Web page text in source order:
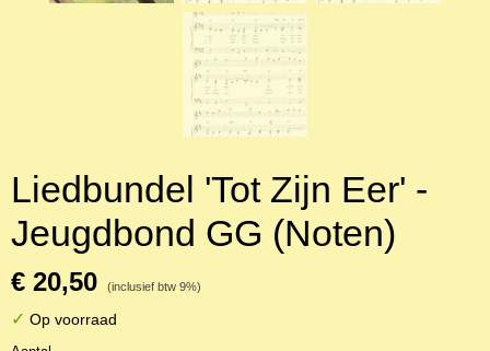
Liedbundel 'Tot Zijn Eer' -
Jeugdbond GG (Noten)
€ 20,50 (inclusief btw 9%)
✓ Op voorraad